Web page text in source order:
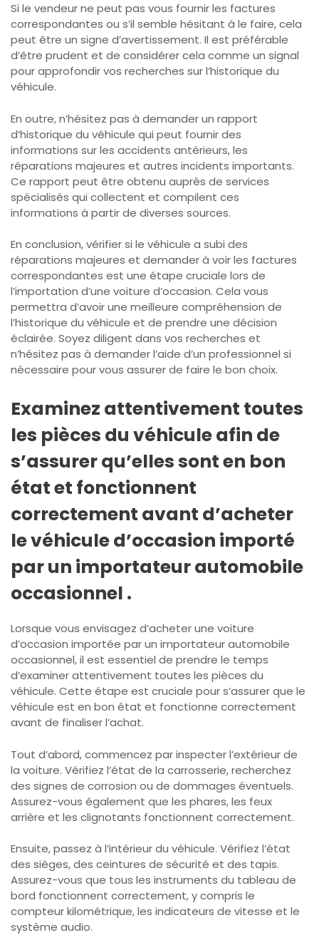
Si le vendeur ne peut pas vous fournir les factures
correspondantes ou s’il semble hésitant à le faire, cela
peut être un signe d’avertissement. Il est préférable
d’être prudent et de considérer cela comme un signal
pour approfondir vos recherches sur l’historique du
véhicule.
En outre, n’hésitez pas à demander un rapport
d’historique du véhicule qui peut fournir des
informations sur les accidents antérieurs, les
réparations majeures et autres incidents importants.
Ce rapport peut être obtenu auprès de services
spécialisés qui collectent et compilent ces
informations à partir de diverses sources.
En conclusion, vérifier si le véhicule a subi des
réparations majeures et demander à voir les factures
correspondantes est une étape cruciale lors de
l’importation d’une voiture d’occasion. Cela vous
permettra d’avoir une meilleure compréhension de
l’historique du véhicule et de prendre une décision
éclairée. Soyez diligent dans vos recherches et
n’hésitez pas à demander l’aide d’un professionnel si
nécessaire pour vous assurer de faire le bon choix.
Examinez attentivement toutes
les pièces du véhicule afin de
s’assurer qu’elles sont en bon
état et fonctionnent
correctement avant d’acheter
le véhicule d’occasion importé
par un importateur automobile
occasionnel .
Lorsque vous envisagez d’acheter une voiture
d’occasion importée par un importateur automobile
occasionnel, il est essentiel de prendre le temps
d’examiner attentivement toutes les pièces du
véhicule. Cette étape est cruciale pour s’assurer que le
véhicule est en bon état et fonctionne correctement
avant de finaliser l’achat.
Tout d’abord, commencez par inspecter l’extérieur de
la voiture. Vérifiez l’état de la carrosserie, recherchez
des signes de corrosion ou de dommages éventuels.
Assurez-vous également que les phares, les feux
arrière et les clignotants fonctionnent correctement.
Ensuite, passez à l’intérieur du véhicule. Vérifiez l’état
des sièges, des ceintures de sécurité et des tapis.
Assurez-vous que tous les instruments du tableau de
bord fonctionnent correctement, y compris le
compteur kilométrique, les indicateurs de vitesse et le
système audio.